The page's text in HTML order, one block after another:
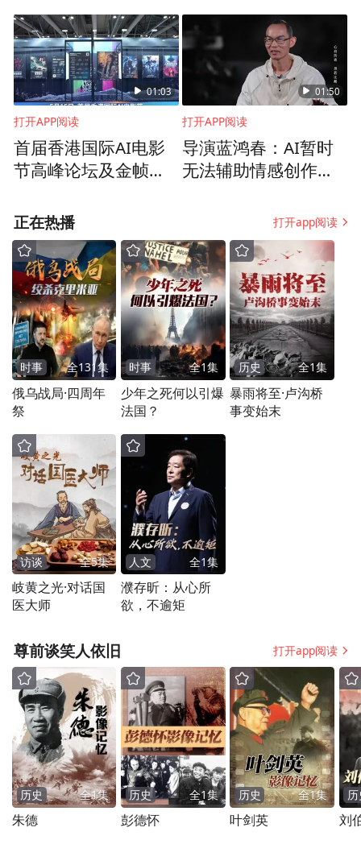
道，EchoCare創新性地採用了結構化對比自
監督學習方法，無需大量數據標註即可實現
特徵學習與下游任務的解耦，實現超聲領域
先驗知識內化以及跨任務知識遷移。
隨後，孟高峰研究員展示了「聆音」
EchoCare超聲大模型的核心技術亮點、數據
東大學齊魯醫院婦產科1556例卵巢腫瘤超聲
病例和中南大學湘雅醫院1000餘例甲狀腺超
聲檢查中的具體案例驗證，其性能顯著優於
現有SOTA方法。
孟高峰研究員講解超聲大模型技術亮點
減負醫生，造福患者，臨床價值巨大
「聆音」EchoCare的標準化分析能力可有效
降低重大疾病的漏診與誤診率，顯著提升臨
床診斷的效率與規範性，為基層醫療工作者
提供強有力的技術支持。在案例分享環節，
香港中文大學醫學院黃鴻亮教授首先介紹了
01:03
打开APP阅读
首届香港国际AI电影
节高峰论坛及金帧奖
圆满举办，共启AI影
视新纪元！
01:50
打开APP阅读
导演蓝鸿春：AI暂时
无法辅助情感创作，
正在热播 打开app阅读
时事 全131集
俄乌战局·四周年
祭
时事 全1集
少年之死何以引爆
法国？
历史 全1集
暴雨将至·卢沟桥
事变始末
访谈 全5集
岐黄之光·对话国
医大师
人文 全1集
濮存昕：从心所
欲，不逾矩
尊前谈笑人依旧 打开app阅读
历史 全1集
朱德
历史 全1集
彭德怀
历史 全1集
叶剑英 刘